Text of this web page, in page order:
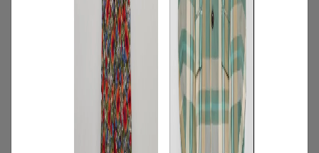
特集 アイテム
AnotherADdress TOKYOスタッフが選
ぶ！8月のレコメンドアイテム9選
2026.08.03
コーディネート / アイテム